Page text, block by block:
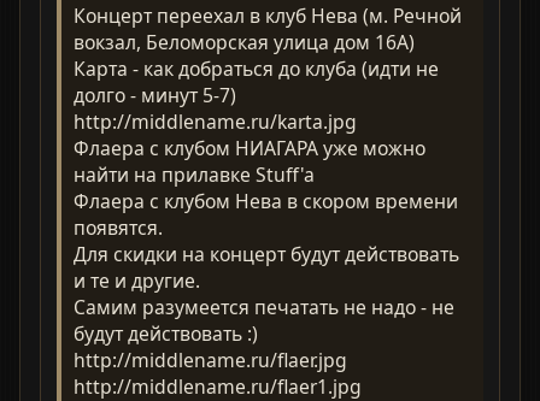
Концерт переехал в клуб Нева (м. Речной
вокзал, Беломорская улица дом 16А)
Карта - как добраться до клуба (идти не
долго - минут 5-7)
http://middlename.ru/karta.jpg
Флаера с клубом НИАГАРА уже можно
найти на прилавке Stuff'a
Флаера с клубом Нева в скором времени
появятся.
Для скидки на концерт будут действовать
и те и другие.
Самим разумеется печатать не надо - не
будут действовать :)
http://middlename.ru/flaer.jpg
http://middlename.ru/flaer1.jpg